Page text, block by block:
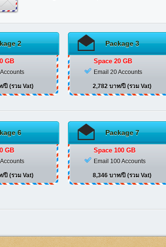
2
GB
/ปี (รวม Vat)
Package 3
Space 20 GB
Email 20 Accounts
2,782 บาท/ปี (รวม Vat)
6
GB
/ปี (รวม Vat)
Package 7
Space 100 GB
Email 100 Accounts
8,346 บาท/ปี (รวม Vat)